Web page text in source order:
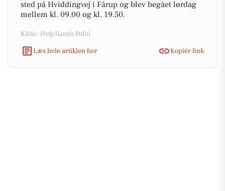
sted på Hviddingvej i Fårup og blev begået lørdag
mellem kl. 09.00 og kl. 19.50.
Kilde: Østjyllands Politi
Læs hele artiklen her
Kopiér link